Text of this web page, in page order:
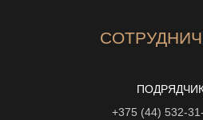
+375 (44) 532-